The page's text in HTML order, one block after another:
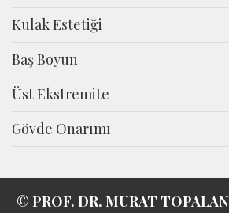
Kulak Estetiği
Baş Boyun
Üst Ekstremite
Gövde Onarımı
© PROF. DR. MURAT TOPALAN